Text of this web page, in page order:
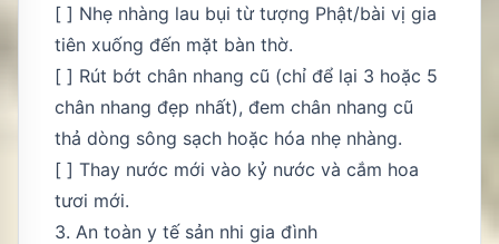
[ ] Nhẹ nhàng lau bụi từ tượng Phật/bài vị gia
tiên xuống đến mặt bàn thờ.
[ ] Rút bớt chân nhang cũ (chỉ để lại 3 hoặc 5
chân nhang đẹp nhất), đem chân nhang cũ
thả dòng sông sạch hoặc hóa nhẹ nhàng.
[ ] Thay nước mới vào kỷ nước và cắm hoa
tươi mới.
3. An toàn y tế sản nhi gia đình